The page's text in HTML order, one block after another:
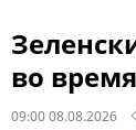
во
09:00 08.08.2026